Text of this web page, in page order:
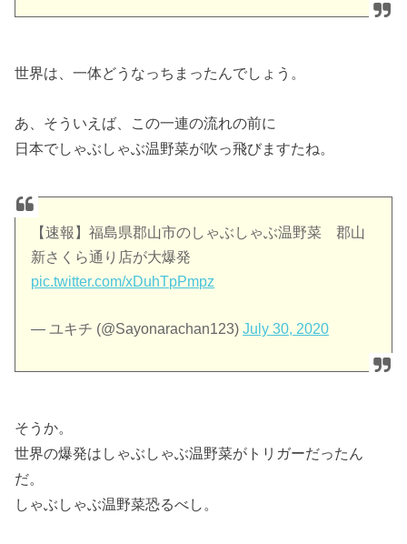
世界は、一体どうなっちまったんでしょう。
あ、そういえば、この一連の流れの前に
日本でしゃぶしゃぶ温野菜が吹っ飛びますたね。
【速報】福島県郡山市のしゃぶしゃぶ温野菜 郡山
新さくら通り店が大爆発
pic.twitter.com/xDuhTpPmpz
— ユキチ (@Sayonarachan123)July 30, 2020
そうか。
世界の爆発はしゃぶしゃぶ温野菜がトリガーだったん
だ。
しゃぶしゃぶ温野菜恐るべし。